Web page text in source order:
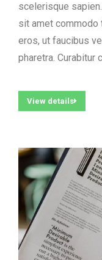
scelerisque
sit amet commodo
eros, ut faucibus
pharetra. Curabitur
View details